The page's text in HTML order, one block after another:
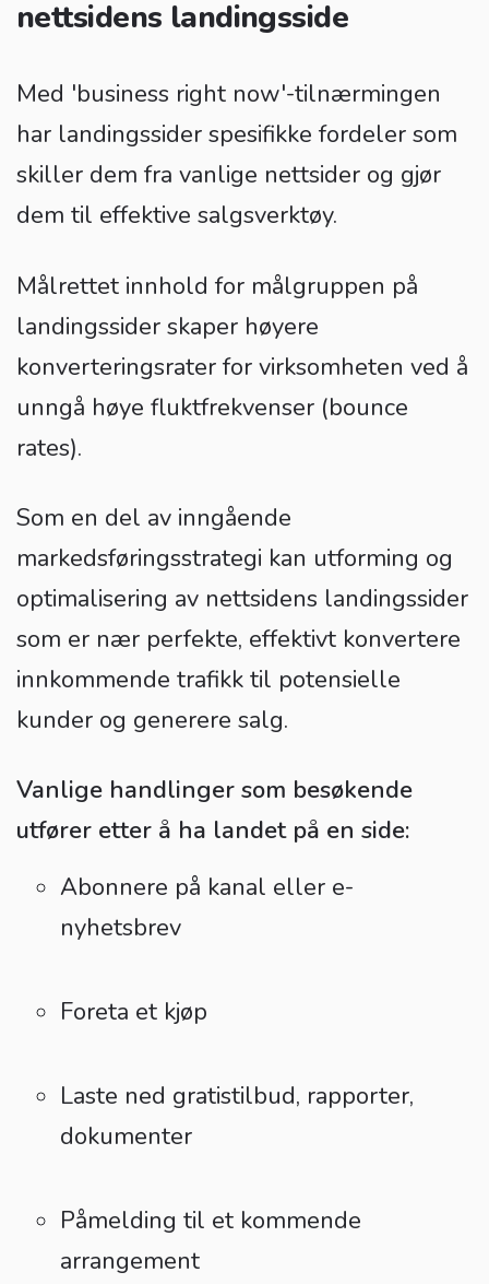
nettsidens landingsside
Med 'business right now'-tilnærmingen
har landingssider spesifikke fordeler som
skiller dem fra vanlige nettsider og gjør
dem til effektive salgsverktøy.
Målrettet innhold for målgruppen på
landingssider skaper høyere
konverteringsrater for virksomheten ved å
unngå høye fluktfrekvenser (bounce
rates).
Som en del av inngående
markedsføringsstrategi kan utforming og
optimalisering av nettsidens landingssider
som er nær perfekte, effektivt konvertere
innkommende trafikk til potensielle
kunder og generere salg.
Vanlige handlinger som besøkende
utfører etter å ha landet på en side:
Abonnere på kanal eller e-
nyhetsbrev
Foreta et kjøp
Laste ned gratistilbud, rapporter,
dokumenter
Påmelding til et kommende
arrangement